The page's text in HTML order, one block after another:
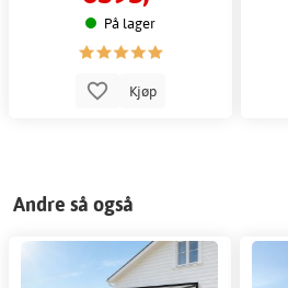
På lager
Kjøp
Andre så også